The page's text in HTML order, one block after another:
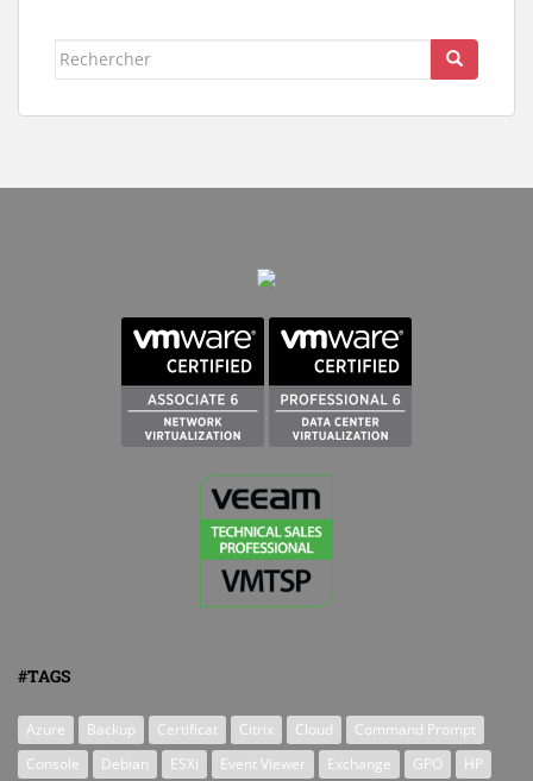
Rechercher...
#TAGS
Azure Backup Certificat Citrix Cloud
Command Prompt
Console
Debian ESXi Event Viewer Exchange GPO HP